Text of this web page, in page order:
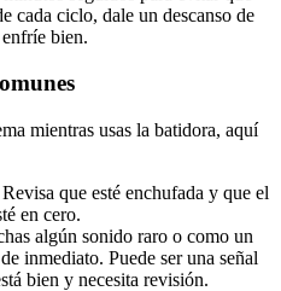
cada ciclo, dale un descanso de
bien.
mientras usas la batidora, aquí
Revisa que esté enchufada y que el
en cero.
algún sonido raro o como un
inmediato. Puede ser una señal
bien y necesita revisión.